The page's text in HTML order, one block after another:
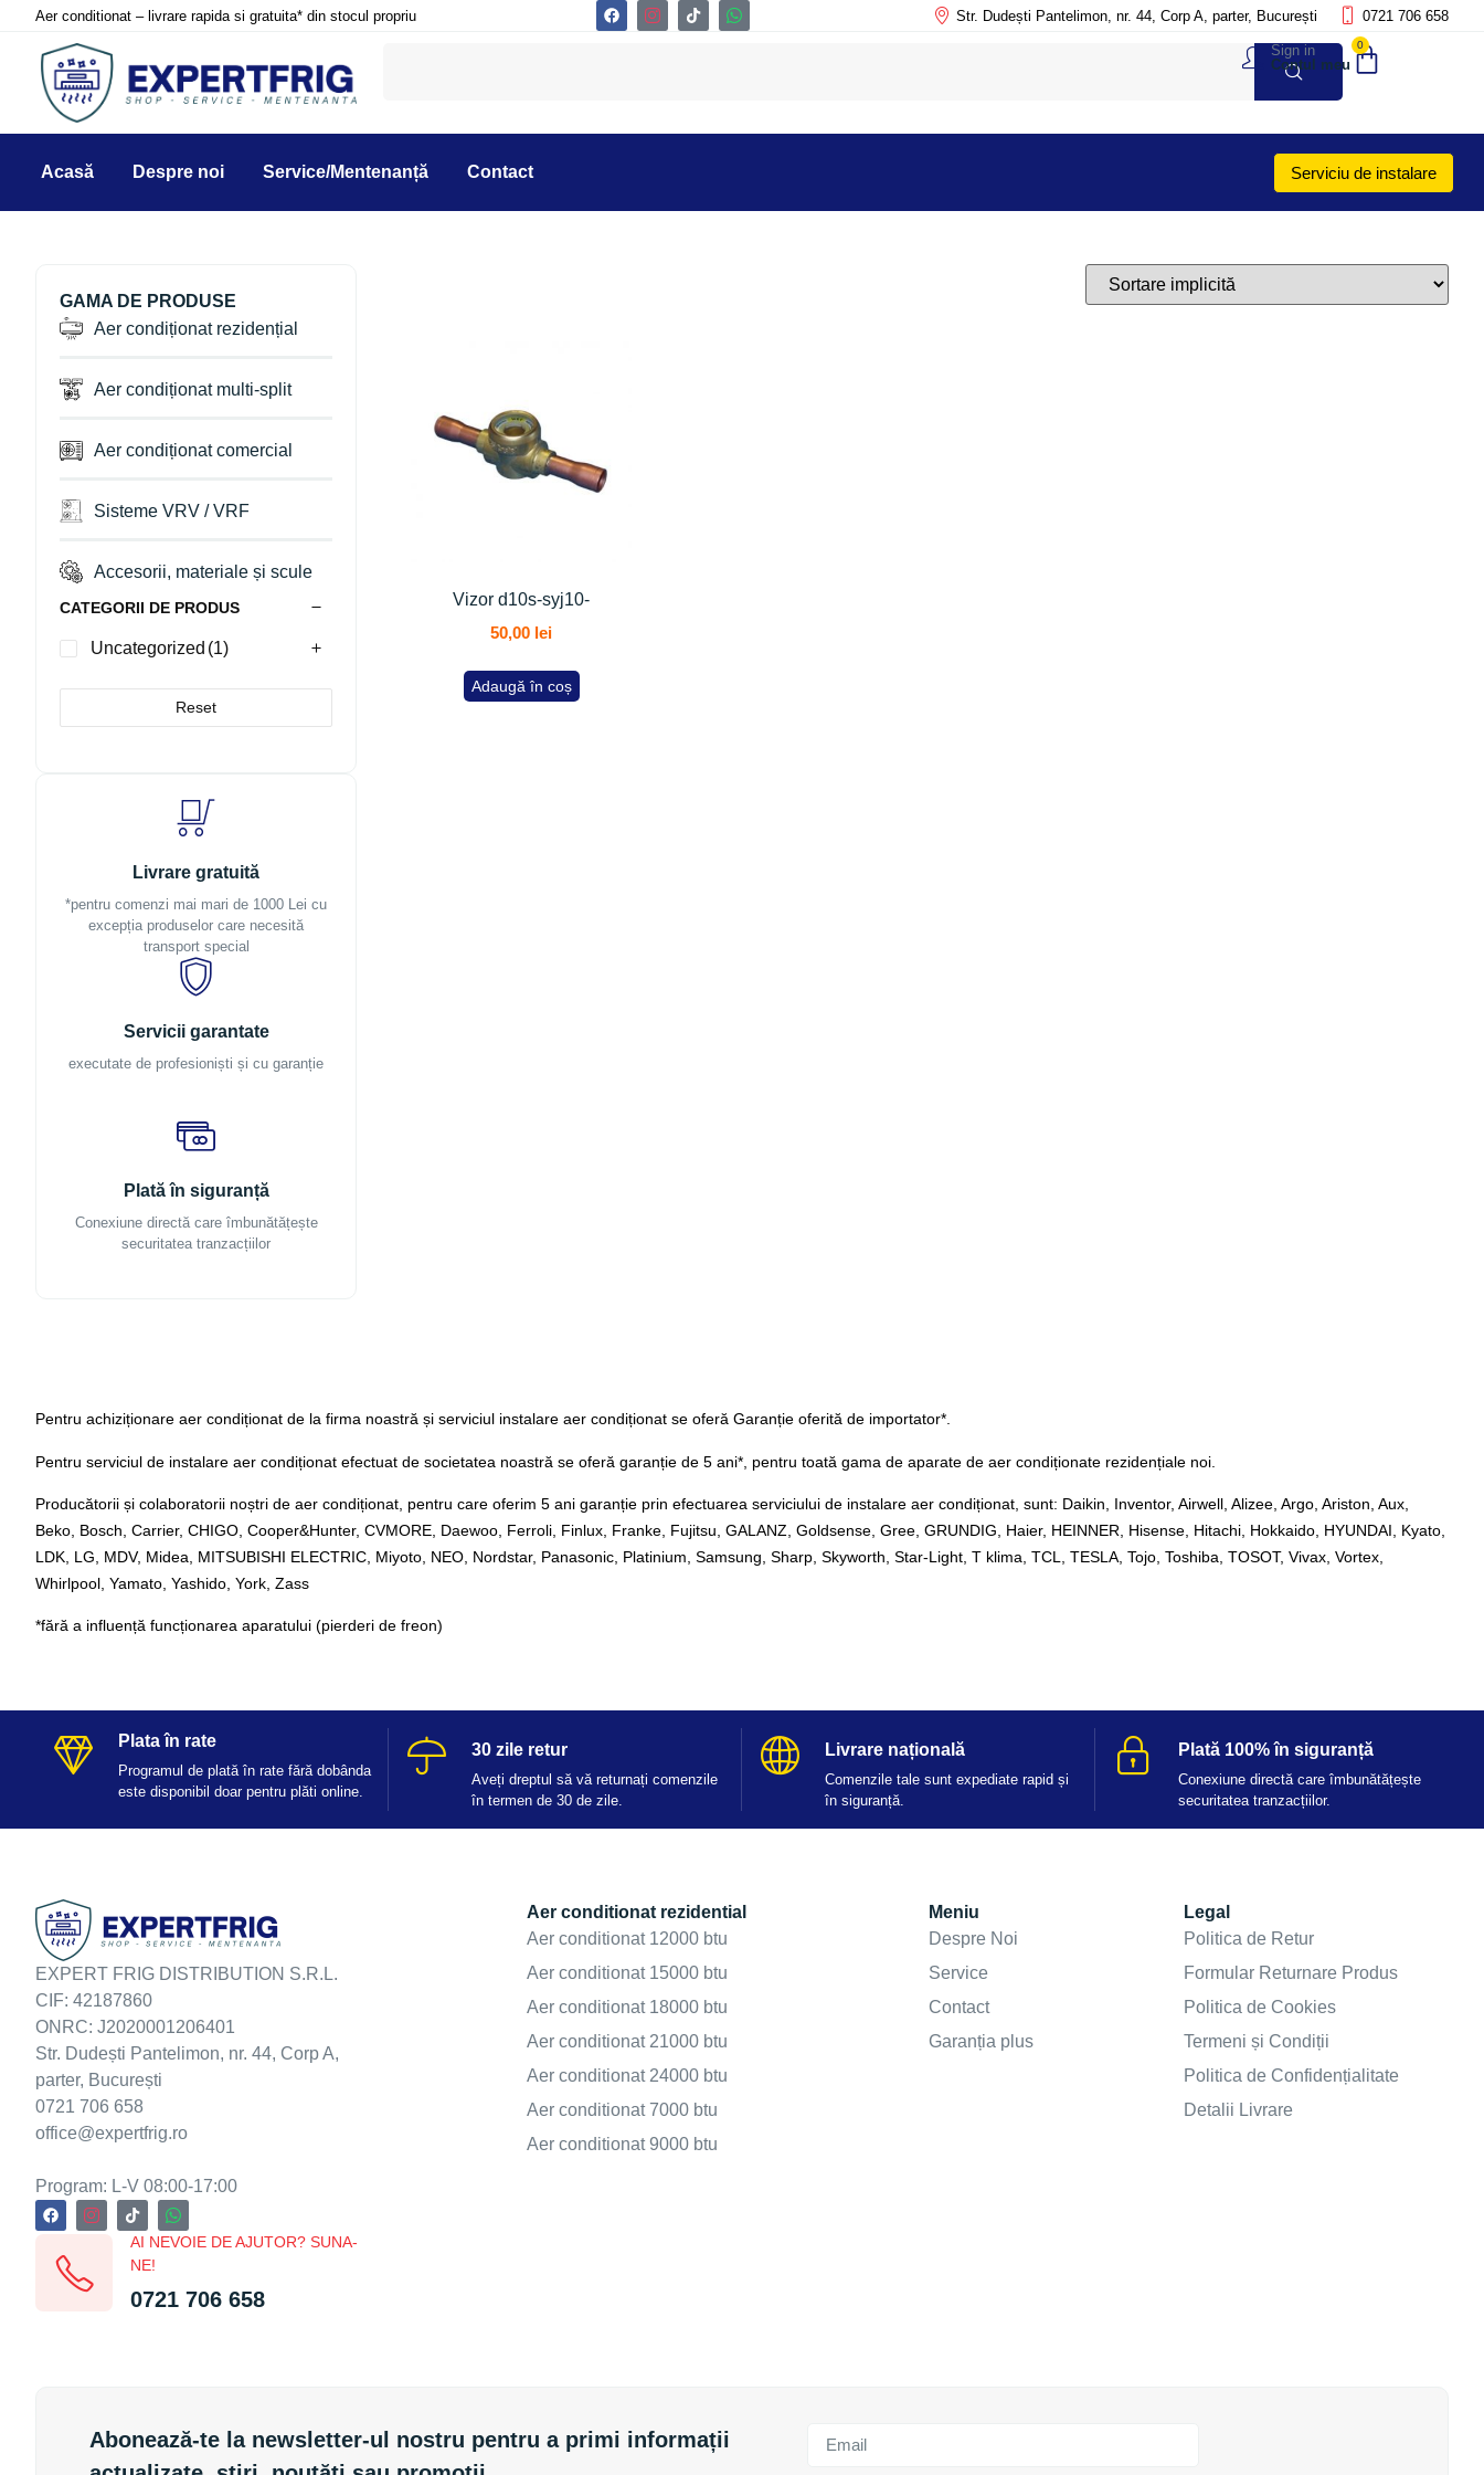
Aer conditionat – livrare rapida si gratuita* din stocul propriu Str. Dudești Pantelimon, nr. 44, Corp A, parter, București 0721 706 658
Sign in
Contul meu
0
Acasă Despre noi Service/Mentenanță Contact Serviciu de instalare
GAMA DE PRODUSE
Aer condiționat rezidențial
Aer condiționat multi-split
Aer condiționat comercial
Sisteme VRV / VRF
Accesorii, materiale și scule
CATEGORII DE PRODUS
Uncategorized (1)
Reset
Livrare gratuită
*pentru comenzi mai mari de 1000 Lei cu
excepția produselor care necesită
transport special
Servicii garantate
executate de profesioniști și cu garanție
Plată în siguranță
Conexiune directă care îmbunătățește
securitatea tranzacțiilor
Vizor d10s-syj10-
50,00 lei
Adaugă în coș
Pentru achiziționare aer condiționat de la firma noastră și serviciul instalare aer condiționat se oferă Garanție oferită de importator*.
Pentru serviciul de instalare aer condiționat efectuat de societatea noastră se oferă garanție de 5 ani*, pentru toată gama de aparate de aer condiționate rezidențiale noi.
Producătorii și colaboratorii noștri de aer condiționat, pentru care oferim 5 ani garanție prin efectuarea serviciului de instalare aer condiționat, sunt: Daikin, Inventor, Airwell, Alizee, Argo, Ariston, Aux,
Beko, Bosch, Carrier, CHIGO, Cooper&Hunter, CVMORE, Daewoo, Ferroli, Finlux, Franke, Fujitsu, GALANZ, Goldsense, Gree, GRUNDIG, Haier, HEINNER, Hisense, Hitachi, Hokkaido, HYUNDAI, Kyato,
LDK, LG, MDV, Midea, MITSUBISHI ELECTRIC, Miyoto, NEO, Nordstar, Panasonic, Platinium, Samsung, Sharp, Skyworth, Star-Light, T klima, TCL, TESLA, Tojo, Toshiba, TOSOT, Vivax, Vortex,
Whirlpool, Yamato, Yashido, York, Zass
*fără a influență funcționarea aparatului (pierderi de freon)
Plata în rate
Programul de plată în rate fără dobânda
este disponibil doar pentru plăti online.
30 zile retur
Aveți dreptul să vă returnați comenzile
în termen de 30 de zile.
Livrare națională
Comenzile tale sunt expediate rapid și
în siguranță.
Plată 100% în siguranță
Conexiune directă care îmbunătățește
securitatea tranzacțiilor.
EXPERT FRIG DISTRIBUTION S.R.L.
CIF: 42187860
ONRC: J2020001206401
Str. Dudești Pantelimon, nr. 44, Corp A,
parter, București
0721 706 658
office@expertfrig.ro
Program: L-V 08:00-17:00
AI NEVOIE DE AJUTOR? SUNA-
NE!
0721 706 658
Aer conditionat rezidential
Aer conditionat 12000 btu
Aer conditionat 15000 btu
Aer conditionat 18000 btu
Aer conditionat 21000 btu
Aer conditionat 24000 btu
Aer conditionat 7000 btu
Aer conditionat 9000 btu
Meniu
Despre Noi
Service
Contact
Garanția plus
Legal
Politica de Retur
Formular Returnare Produs
Politica de Cookies
Termeni și Condiții
Politica de Confidențialitate
Detalii Livrare
Abonează-te la newsletter-ul nostru pentru a primi informații